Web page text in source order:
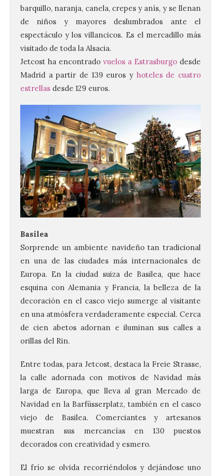
barquillo, naranja, canela, crepes y anís, y se llenan
de niños y mayores deslumbrados ante el
espectáculo y los villancicos. Es el mercadillo más
visitado de toda la Alsacia.
Jetcost ha encontrado vuelos a Estrasburgo desde
Madrid a partir de 139 euros y hoteles de cuatro
estrellas desde 129 euros.
Basilea
Sorprende un ambiente navideño tan tradicional
en una de las ciudades más internacionales de
Europa. En la ciudad suiza de Basilea, que hace
esquina con Alemania y Francia, la belleza de la
decoración en el casco viejo sumerge al visitante
en una atmósfera verdaderamente especial. Cerca
de cien abetos adornan e iluminan sus calles a
orillas del Rin.
Entre todas, para Jetcost, destaca la Freie Strasse,
la calle adornada con motivos de Navidad más
larga de Europa, que lleva al gran Mercado de
Navidad en la Barfüsserplatz, también en el casco
viejo de Basilea. Comerciantes y artesanos
muestran sus mercancías en 130 puestos
decorados con creatividad y esmero.
El frío se olvida recorriéndolos y dejándose uno